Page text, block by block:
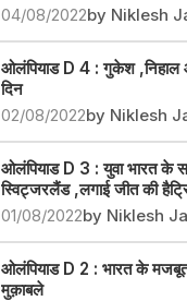
04/08/2022by Niklesh
ओलंपियाड D 4 : गुकेश ,निहाल
दिन
02/08/2022by Niklesh
ओलंपियाड D 3 : युवा भारत के
स्विट्जरलैंड ,लगाई जीत की
01/08/2022by Niklesh
ओलंपियाड D 2 : भारत के
मुक़ाबले